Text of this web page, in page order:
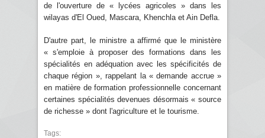
de l'ouverture de « lycées agricoles » dans les
wilayas d'El Oued, Mascara, Khenchla et Ain Defla.
D'autre part, le ministre a affirmé que le ministère
« s'emploie à proposer des formations dans les
spécialités en adéquation avec les spécificités de
chaque région », rappelant la « demande accrue »
en matière de formation professionnelle concernant
certaines spécialités devenues désormais « source
de richesse » dont l'agriculture et le tourisme.
Tags: